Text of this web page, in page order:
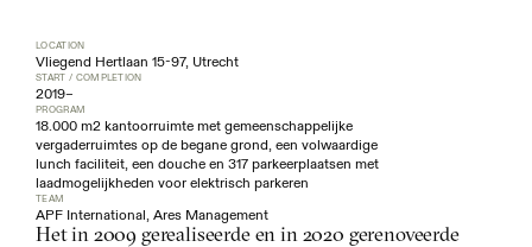
LOCATION
Vliegend Hertlaan 15-97, Utrecht
START / COMPLETION
2019–
PROGRAM
18.000 m2 kantoorruimte met gemeenschappelijke
vergaderruimtes op de begane grond, een volwaardige
lunch faciliteit, een douche en 317 parkeerplaatsen met
laadmogelijkheden voor elektrisch parkeren
TEAM
APF International, Ares Management
Het in 2009 gerealiseerde en in 2020 gerenoveerde